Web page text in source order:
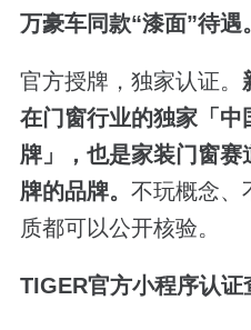
万豪车同款“漆面”待遇。
官方授牌，独家认证。
在门窗行业的独家「中
牌」，也是家装门窗
牌的品牌。 不玩概念、
质都可以公开核验。
TIGER官方小程序认证